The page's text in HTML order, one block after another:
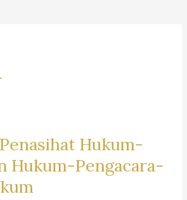
Hukum-
Hukum-Pengacara-